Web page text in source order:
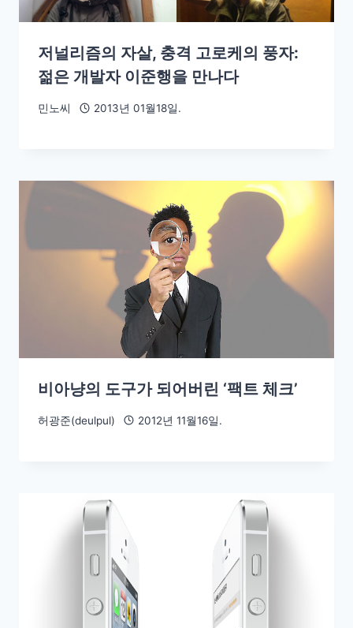
저널리즘의 자살, 충격 고로케의 풍자:
젊은 개발자 이준행을 만나다
민노씨 2013년 01월18일.
비아냥의 도구가 되어버린 ‘팩트 체크’
허광준(deulpul) 2012년 11월16일.